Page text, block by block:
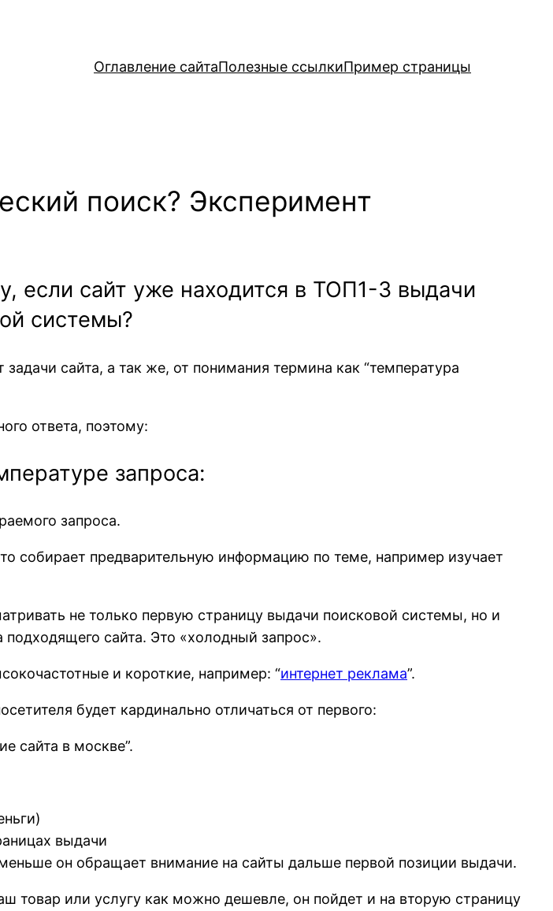
Оглавление сайтаПолезные ссылкиПример страницы
поиск? Эксперимент
если сайт уже находится в ТОП1-3 выдачи
системы?
сайта, а так же, от понимания термина как “температура
ответа, поэтому:
запроса:
запроса.
собирает предварительную информацию по теме, например изучает
не только первую страницу выдачи поисковой системы, но и
сайта. Это «холодный запрос».
и короткие, например: “интернет реклама”.
будет кардинально отличаться от первого:
сайта в москве”.
выдачи
он обращает внимание на сайты дальше первой позиции выдачи.
товар или услугу как можно дешевле, он пойдет и на вторую страницу